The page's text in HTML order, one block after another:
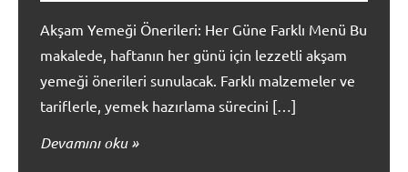
Akşam Yemeği Önerileri: Her Güne Farklı Menü Bu
makalede, haftanın her günü için lezzetli akşam
yemeği önerileri sunulacak. Farklı malzemeler ve
tariflerle, yemek hazırlama sürecini […]
Devamını oku